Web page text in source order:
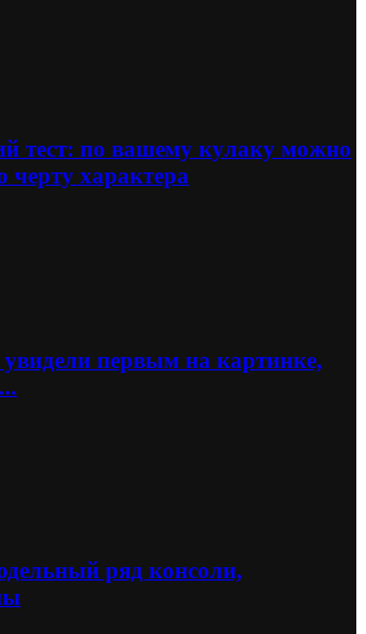
тест: по вашему кулаку можно
характера
первым на картинке,
ряд консоли,